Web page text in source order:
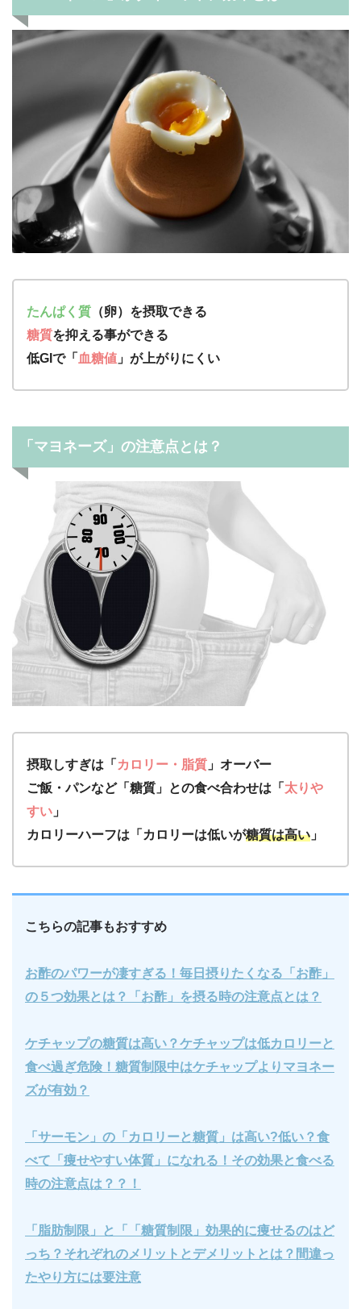
たんぱく質 （卵）を摂取できる
糖質を抑える事ができる
低GIで「 血糖値 」が上がりにくい
「マヨネーズ」の注意点とは？
摂取しすぎは「 カロリー・脂質 」オーバー
ご飯・パンなど「糖質」との食べ合わせは「 太りや
すい 」
カロリーハーフは「カロリーは低いが糖質は高い 」
こちらの記事もおすすめ
お酢のパワーが凄すぎる！毎日摂りたくなる「お酢」
の５つ効果とは？「お酢」を摂る時の注意点とは？
ケチャップの糖質は高い？ケチャップは低カロリーと
食べ過ぎ危険！糖質制限中はケチャップよりマヨネー
ズが有効？
「サーモン」の「カロリーと糖質」は高い?低い？食
べて「痩せやすい体質」になれる！その効果と食べる
時の注意点は？？！
「脂肪制限」と「「糖質制限」効果的に痩せるのはど
っち？それぞれのメリットとデメリットとは？間違っ
たやり方には要注意